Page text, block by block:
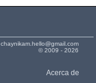
chaynikam.hello@gmail.com
© 2009 - 2026
Acerca de